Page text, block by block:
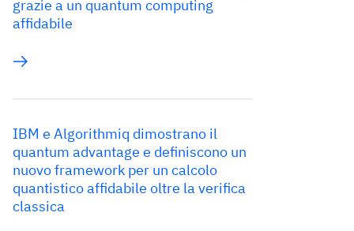
grazie a un quantum computing
affidabile
IBM e Algorithmiq dimostrano il
quantum advantage e definiscono un
nuovo framework per un calcolo
quantistico affidabile oltre la verifica
classica